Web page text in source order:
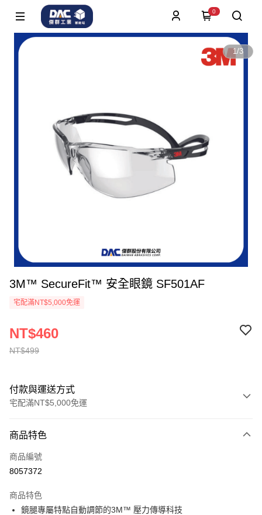
0
1/3
3M™ SecureFit™ 安全眼鏡 SF501AF
宅配滿NT$5,000免運
NT$499
NT$460
付款與運送方式
宅配滿NT$5,000免運
信用卡一次付款
超商取貨付款
Apple Pay
商品特色
商品編號
8057372
商品特色
鏡腿專屬特點自動調節的3M™ 壓力傳導科技